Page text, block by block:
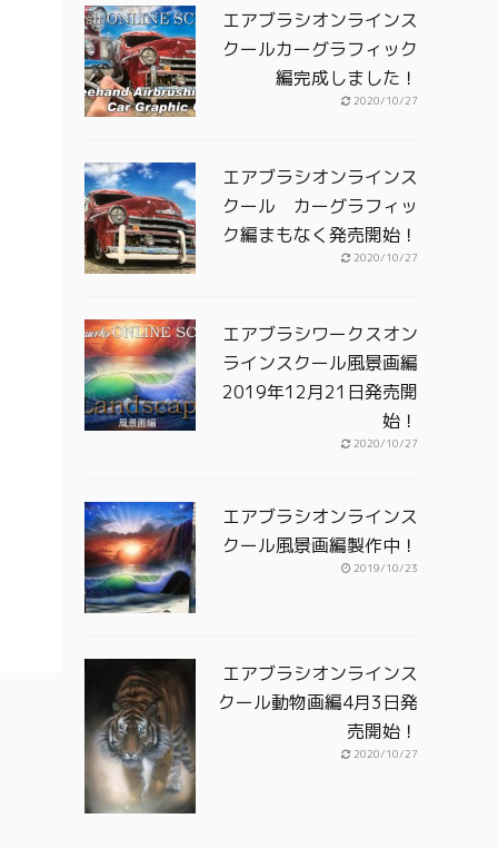
エアブラシオンラインス
クールカーグラフィック
編完成しました！
2020/10/27
エアブラシオンラインス
クール カーグラフィッ
ク編まもなく発売開始！
2020/10/27
エアブラシワークスオン
ラインスクール風景画編
2019年12月21日発売開
始！
2020/10/27
エアブラシオンラインス
クール風景画編製作中！
2019/10/23
エアブラシオンラインス
クール動物画編4月3日発
売開始！
2020/10/27